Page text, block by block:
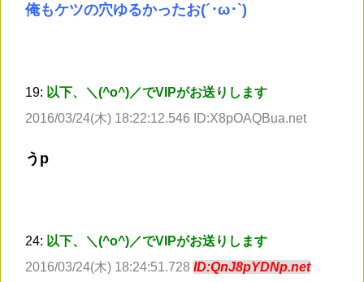
俺もケツの穴ゆるかったお(´･ω･`)
19: 以下、＼(^o^)／でVIPがお送りします
2016/03/24(木) 18:22:12.546 ID:X8pOAQBua.net
うp
24: 以下、＼(^o^)／でVIPがお送りします
2016/03/24(木) 18:24:51.728 ID:QnJ8pYDNp.net